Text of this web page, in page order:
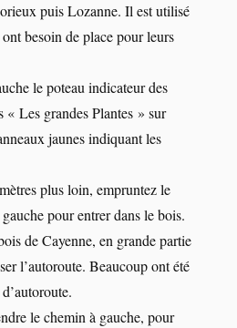
puis Lozanne. Il est utilisé
besoin de place pour leurs
le poteau indicateur des
« Les grandes Plantes » sur
jaunes indiquant les
plus loin, empruntez le
pour entrer dans le bois.
de Cayenne, en grande partie
l’autoroute. Beaucoup ont été
le chemin à gauche, pour